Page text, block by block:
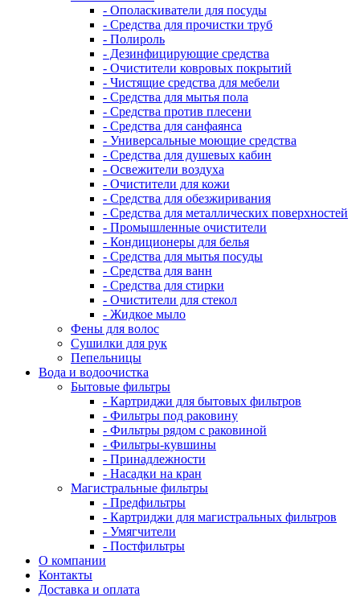
- Ополаскиватели для посуды
- Средства для прочистки труб
- Полироль
- Дезинфицирующие средства
- Очистители ковровых покрытий
- Чистящие средства для мебели
- Средства для мытья пола
- Средства против плесени
- Средства для санфаянса
- Универсальные моющие средства
- Средства для душевых кабин
- Освежители воздуха
- Очистители для кожи
- Средства для обезжиривания
- Средства для металлических поверхностей
- Промышленные очистители
- Кондиционеры для белья
- Средства для мытья посуды
- Средства для ванн
- Средства для стирки
- Очистители для стекол
- Жидкое мыло
Фены для волос
Сушилки для рук
Пепельницы
Вода и водоочистка
Бытовые фильтры
- Картриджи для бытовых фильтров
- Фильтры под раковину
- Фильтры рядом с раковиной
- Фильтры-кувшины
- Принадлежности
- Насадки на кран
Магистральные фильтры
- Предфильтры
- Картриджи для магистральных фильтров
- Умягчители
- Постфильтры
О компании
Контакты
Доставка и оплата